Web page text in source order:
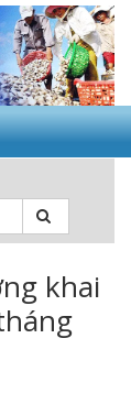
khai